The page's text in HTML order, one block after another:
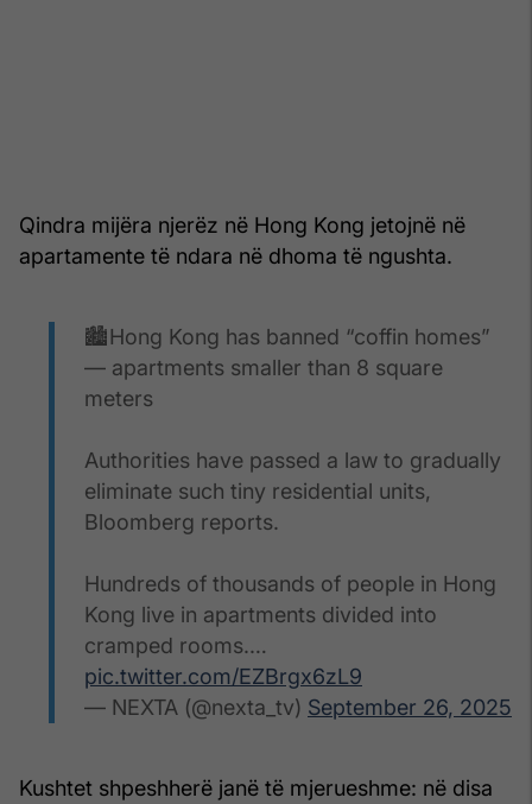
Qindra mijëra njerëz në Hong Kong jetojnë në
apartamente të ndara në dhoma të ngushta.
🏙️Hong Kong has banned “coffin homes”
— apartments smaller than 8 square
meters
Authorities have passed a law to gradually
eliminate such tiny residential units,
Bloomberg reports.
Hundreds of thousands of people in Hong
Kong live in apartments divided into
cramped rooms.…
pic.twitter.com/EZBrgx6zL9
— NEXTA (@nexta_tv) September 26, 2025
Kushtet shpeshherë janë të mjerueshme: në disa